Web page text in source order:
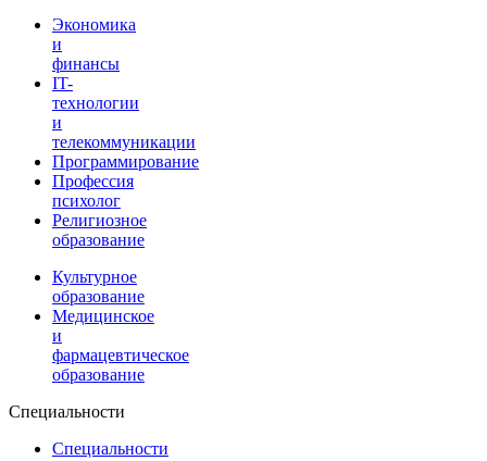
Экономика
и
финансы
IT-
технологии
и
телекоммуникации
Программирование
Профессия
психолог
Религиозное
образование
Культурное
образование
Медицинское
и
фармацевтическое
образование
Специальности
Специальности